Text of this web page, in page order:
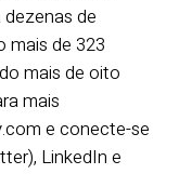
de
mais de 323
mais de oito
mais
e conecte-se
LinkedIn e